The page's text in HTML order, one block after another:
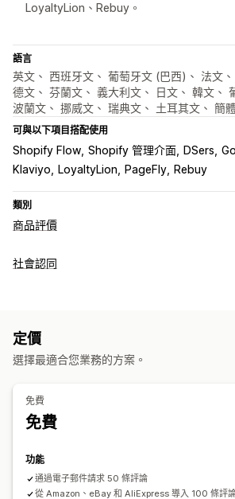
LoyaltyLion、Rebuy。
語言
英文、 西班牙文、 葡萄牙文 (巴西)、 法文
德文、 芬蘭文、 義大利文、 日文、 韓文、
波蘭文、 挪威文、 瑞典文、 土耳其文、 簡
可與以下項目搭配使用
Shopify Flow Shopify 管理介面 DSers
Klaviyo
LoyaltyLion PageFly Rebuy
類別
商品評價
顯示選項
評論收集方式
評論整合
社會認同
分析
互動追蹤
定價
選擇最適合您業務的方案。
免費
免費
功能
通過電子郵件請求 50 條評論
從 Amazon、eBay 和 AliExpress 導入 100 條評